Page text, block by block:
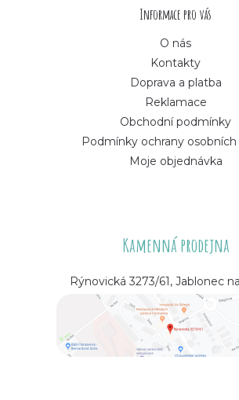
Informace pro vás
O nás
Kontakty
Doprava a platba
Reklamace
Obchodní podmínky
Podmínky ochrany osobních
Moje objednávka
Kamenná prodejna
Rýnovická 3273/61, Jablonec